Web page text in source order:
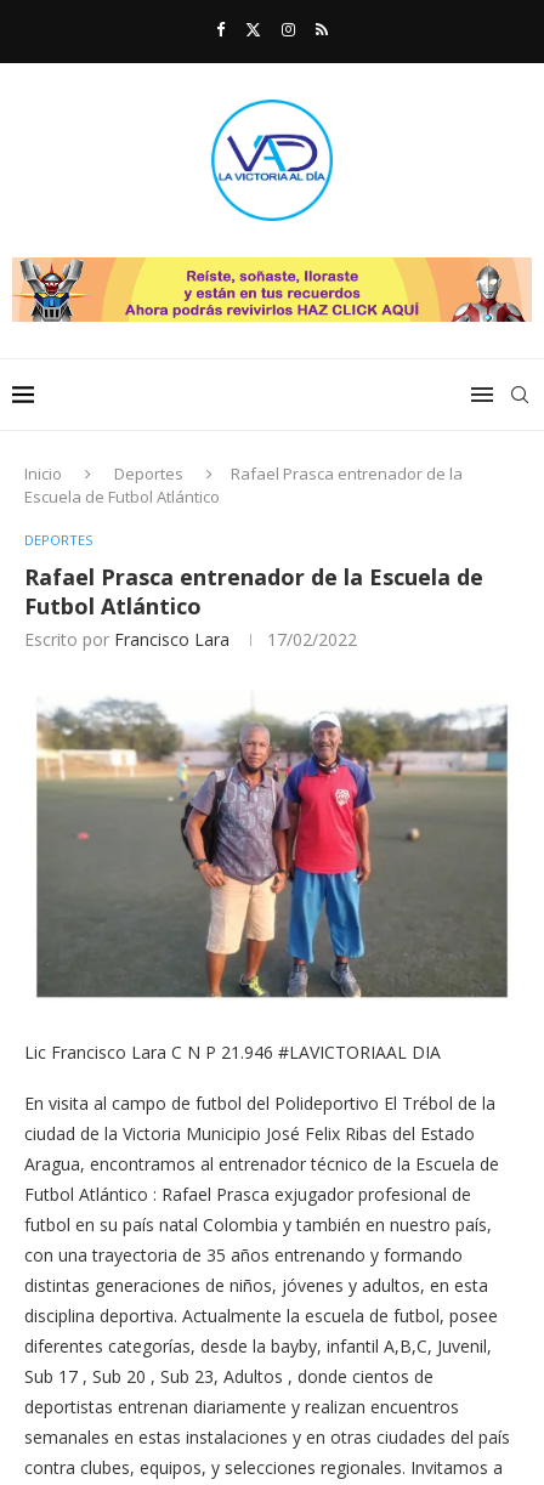
Inicio Deportes
Rafael Prasca entrenador de la
Escuela de Futbol Atlántico
DEPORTES
Rafael Prasca entrenador de la Escuela de
Futbol Atlántico
Escrito por Francisco Lara 17/02/2022
Lic Francisco Lara C N P 21.946 #LAVICTORIAAL DIA
En visita al campo de futbol del Polideportivo El Trébol de la
ciudad de la Victoria Municipio José Felix Ribas del Estado
Aragua, encontramos al entrenador técnico de la Escuela de
Futbol Atlántico : Rafael Prasca exjugador profesional de
futbol en su país natal Colombia y también en nuestro país,
con una trayectoria de 35 años entrenando y formando
distintas generaciones de niños, jóvenes y adultos, en esta
disciplina deportiva. Actualmente la escuela de futbol, posee
diferentes categorías, desde la bayby, infantil A,B,C, Juvenil,
Sub 17 , Sub 20 , Sub 23, Adultos , donde cientos de
deportistas entrenan diariamente y realizan encuentros
semanales en estas instalaciones y en otras ciudades del país
contra clubes, equipos, y selecciones regionales. Invitamos a